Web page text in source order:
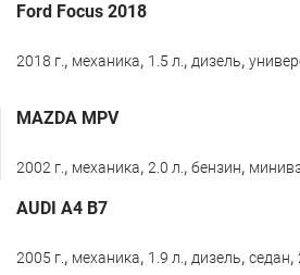
Ford Focus 2018
2018 г., механика, 1.5 л., дизель,
MAZDA MPV
2002 г., механика, 2.0 л., бензин,
AUDI A4 B7
2005 г., механика, 1.9 л., дизель, седан,